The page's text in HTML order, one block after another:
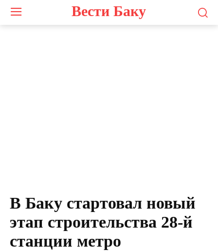
Вести Баку
В Баку стартовал новый
этап строительства 28-й
станции метро